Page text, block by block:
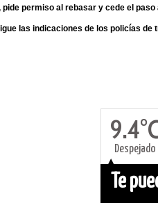
permiso al rebasar y cede el
las indicaciones de los policías de
Despejado
Te